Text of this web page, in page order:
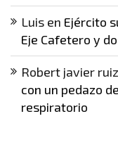
Luis en Ejército
Eje Cafetero y
Robert javier
con un pedazo
respiratorio